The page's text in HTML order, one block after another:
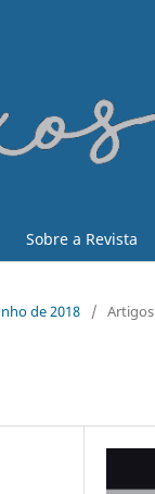
Sobre a Revista
de 2018 / Artigos